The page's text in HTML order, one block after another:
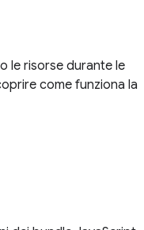
le risorse durante le
come funziona la